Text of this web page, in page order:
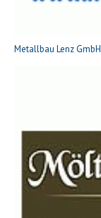
Metallbau Lenz GmbH